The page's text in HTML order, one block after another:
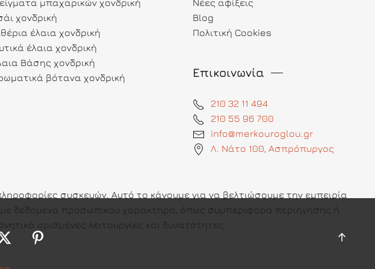
μπαχαρικών χονδρική
χονδρική
έλαια χονδρική
έλαια χονδρική
Βάσης χονδρική
βότανα χονδρική
Νέες αφίξεις
Blog
Πολιτική Cookies
Επικοινωνία
210 32 11 494
210 55 96 700
info@merkouroglou.gr
Λ. Νάτο 100, Ασπρόπυργος
συσκευών. Αυτό το κάνουμε για να βελτιώσουμε την εμπειρία
δεδομένα προσωπικού χαρακτήρα, όπως συμπεριφορά περιήγησης ή
ορισμένες λειτουργίες και δυνατότητες.